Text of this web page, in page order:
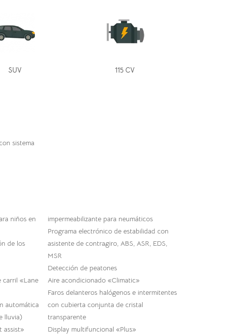
SUV 115 CV
sistema
niños en
de los
carril «Lane
automática
lluvia)
assist»
impermeabilizante para neumáticos
Programa electrónico de estabilidad con
asistente de contragiro, ABS, ASR, EDS,
MSR
Detección de peatones
Aire acondicionado «Climatic»
Faros delanteros halógenos e intermitentes
con cubierta conjunta de cristal
transparente
Display multifuncional «Plus»